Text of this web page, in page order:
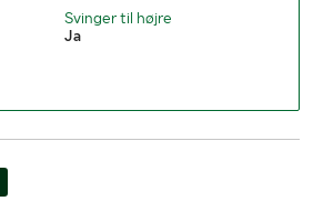
Svinger til højre
Ja